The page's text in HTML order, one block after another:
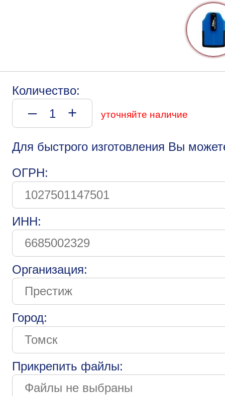
Количество:
– + уточняйте наличие
Для быстрого изготовления Вы
ОГРН:
ИНН:
Организация:
Город:
Прикрепить файлы: